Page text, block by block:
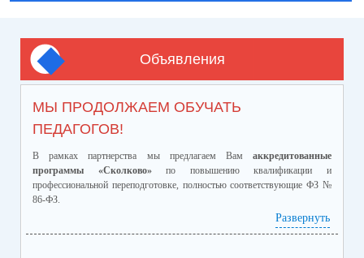
Объявления
МЫ ПРОДОЛЖАЕМ ОБУЧАТЬ
ПЕДАГОГОВ!
В рамках партнерства мы предлагаем Вам аккредитованные
программы «Сколково»по повышению квалификации и
профессиональной переподготовке, полностью соответствующие ФЗ №
86-ФЗ.
Ознакомиться с программами и ценами можно в
приложенном файле.
Развернуть